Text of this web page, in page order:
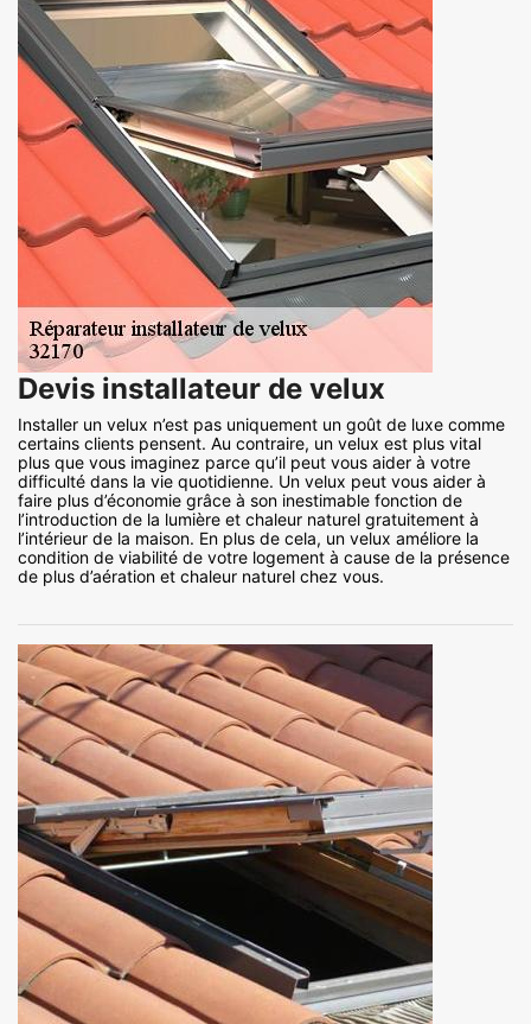
Devis installateur de velux
Installer un velux n’est pas uniquement un goût de luxe comme
certains clients pensent. Au contraire, un velux est plus vital
plus que vous imaginez parce qu’il peut vous aider à votre
difficulté dans la vie quotidienne. Un velux peut vous aider à
faire plus d’économie grâce à son inestimable fonction de
l’introduction de la lumière et chaleur naturel gratuitement à
l’intérieur de la maison. En plus de cela, un velux améliore la
condition de viabilité de votre logement à cause de la présence
de plus d’aération et chaleur naturel chez vous.